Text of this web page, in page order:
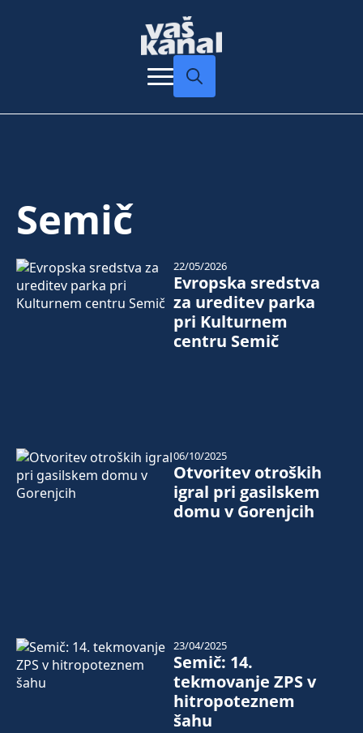
Semič
Evropska sredstva
za ureditev parka
pri Kulturnem
centru Semič
22/05/2026
Otvoritev otroških
igral pri gasilskem
domu v Gorenjcih
06/10/2025
Semič: 14.
tekmovanje ZPS v
hitropoteznem
šahu
23/04/2025